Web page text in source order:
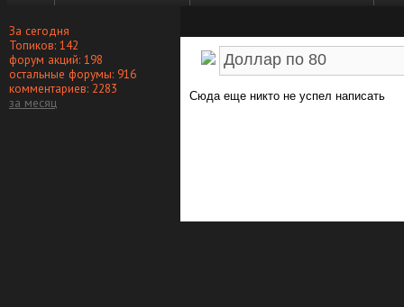
За сегодня
Топиков: 142
форум акций: 198
остальные форумы: 916
комментариев: 2283
за месяц
Сюда еще никто не успел написать